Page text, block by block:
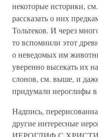
некоторые историки,
рассказать о них
Тольтеков. И через
то вспомнили этот
о неведомых им
уверенно высекать их
слонов, см. выше, и
придумали иероглифы
Надпись,
другие интересные